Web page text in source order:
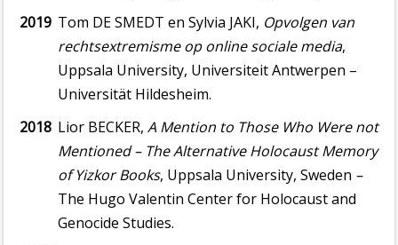
2019 Tom DE SMEDT en Sylvia JAKI, Opvolgen van
rechtsextremisme op online sociale media,
Uppsala University, Universiteit Antwerpen –
Universität Hildesheim.
2018 Lior BECKER, A Mention to Those Who Were not
Mentioned–The Alternative Holocaust Memory
of Yizkor Books, Uppsala University, Sweden –
The Hugo Valentin Center for Holocaust and
Genocide Studies.